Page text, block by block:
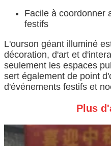
Facile à coordonner
festifs
L'ourson géant illuminé
décoration, d'art et
seulement les espaces
sert également de point
d'événements festifs et
Plus